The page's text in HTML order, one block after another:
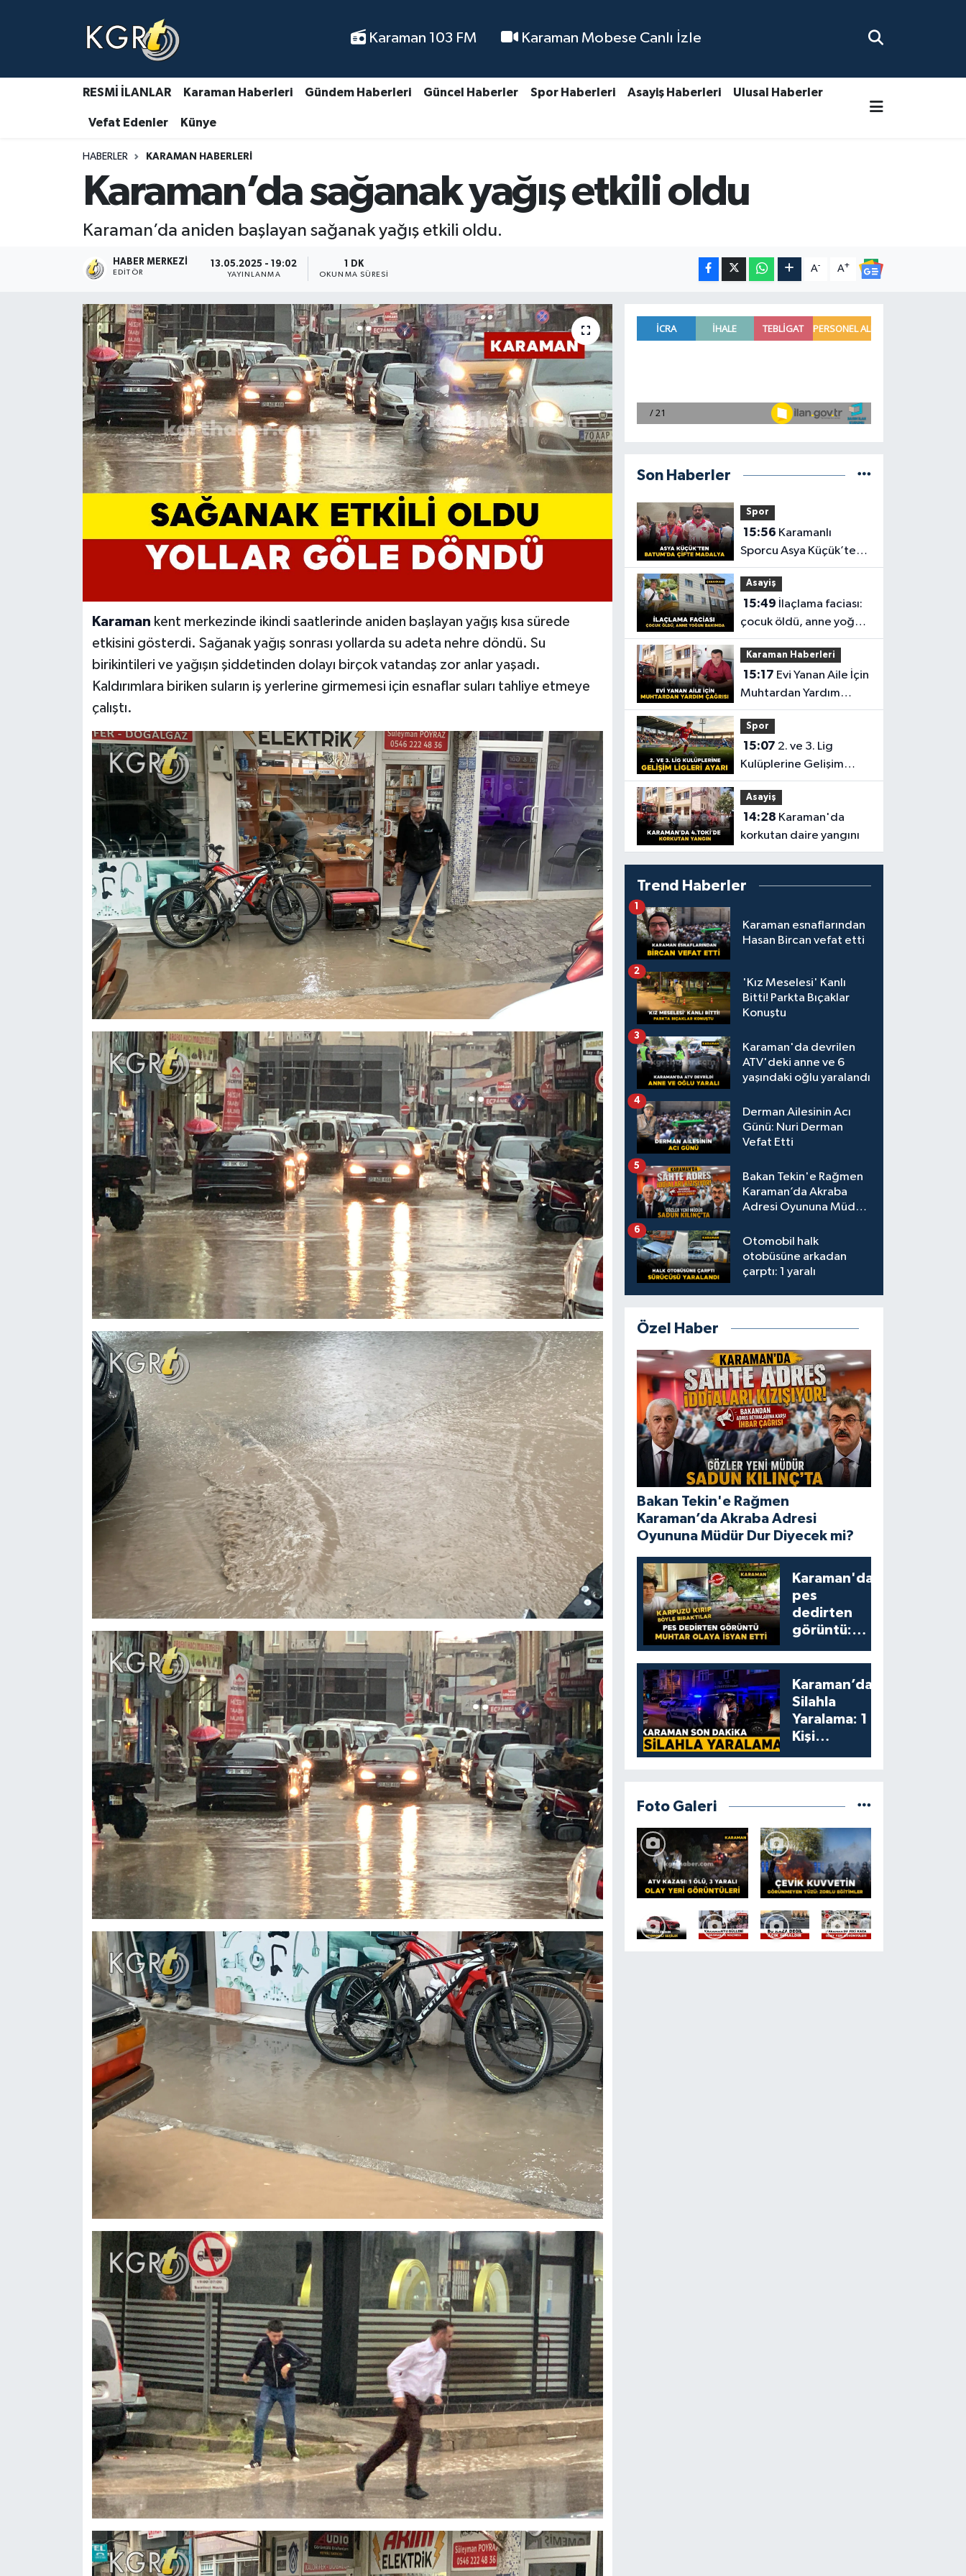
Karaman 103 FM Karaman Mobese Canlı İzle
RESMİ İLANLAR Karaman Haberleri Gündem Haberleri Güncel Haberler Spor Haberleri Asayiş Haberleri Ulusal Haberler
Vefat Edenler Künye
HABERLER KARAMAN HABERLERI
Karaman’da sağanak yağış etkili oldu
Karaman’da aniden başlayan sağanak yağış etkili oldu.
HABER MERKEZI
EDITÖR
13.05.2025 - 19:02
YAYINLANMA
1 DK
OKUNMA SÜRESI
A- A+
Karaman kent merkezinde ikindi saatlerinde aniden başlayan yağış kısa sürede
etkisini gösterdi. Sağanak yağış sonrası yollarda su adeta nehre döndü. Su
birikintileri ve yağışın şiddetinden dolayı birçok vatandaş zor anlar yaşadı.
Kaldırımlara biriken suların iş yerlerine girmemesi için esnaflar suları tahliye etmeye
çalıştı.
Son Haberler
Spor
15:56
Sporcu Asya Küçük’ten
Batum’da Çifte Madalya
Asayiş
15:49
çocuk öldü, anne yoğun
bakımda
Karaman Haberleri
15:17
Muhtardan Yardım
Çağrısı
Spor
15:07
Kulüplerine Gelişim
Ligleri Ayarı
Asayiş
14:28
korkutan daire yangını
Trend Haberler
Karaman esnaflarından
Hasan Bircan vefat etti
1
'Kız Meselesi' Kanlı
Bitti! Parkta Bıçaklar
Konuştu
2
Karaman'da devrilen
ATV'deki anne ve 6
yaşındaki oğlu yaralandı
3
Derman Ailesinin Acı
Günü: Nuri Derman
Vefat Etti
4
Bakan Tekin'e Rağmen
Karaman’da Akraba
Adresi Oyununa Müdür
5
Otomobil halk
otobüsüne arkadan
çarptı: 1 yaralı
6
Özel Haber
Bakan Tekin'e Rağmen
Karaman’da Akraba Adresi
Oyununa Müdür Dur Diyecek mi?
Karaman'da
pes
dedirten
görüntü:
yumruklayıp
yediler,
artıklarını
kamelyada
bıraktılar
Karaman’da
Silahla
Yaralama: 1
Kişi
Foto Galeri
Karaman Haberleri
Gündem Haberleri
Güncel Haberler
Asayiş Haberleri
Ulusal Haberler
Vefat Edenler